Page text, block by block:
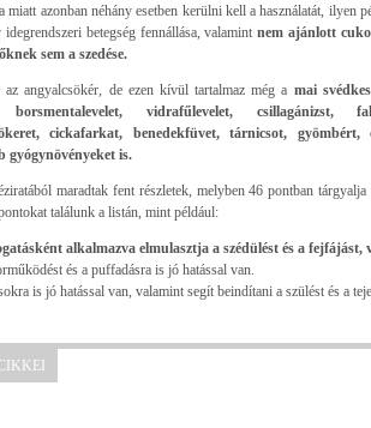
miatt azonban néhány esetben kerülni kell a használatát, ilyen
idegrendszeri betegség fennállása, valamintnem ajánlott
sem a szedése.
az angyalcsökér, de ezen kívül tartalmaz még a mai
borsmentalevelet, vidrafűlevelet, csillagánizst,
cickafarkat, benedekfüvet, tárnicsot,
gyógynövényeket is.
maradtak fent részletek, melyben 46 pontban
találunk a listán, mint például:
alkalmazva elmulasztja a szédülést és a
és a puffadásra is jó hatással van.
is jó hatással van, valamint segít beindítani a szülést és a